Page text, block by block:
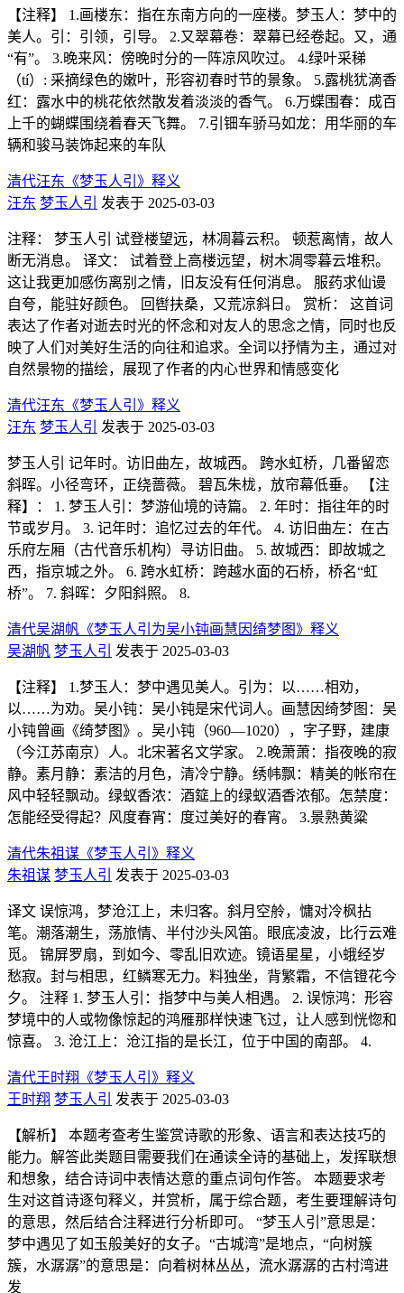
【注释】 1.画楼东：指在东南方向的一座楼。梦玉人：梦中的
美人。引：引领，引导。 2.又翠幕卷：翠幕已经卷起。又，通
“有”。 3.晚来风：傍晚时分的一阵凉风吹过。 4.绿叶采稊
（tí）: 采摘绿色的嫩叶，形容初春时节的景象。 5.露桃犹滴香
红：露水中的桃花依然散发着淡淡的香气。 6.万蝶围春：成百
上千的蝴蝶围绕着春天飞舞。 7.引钿车骄马如龙：用华丽的车
辆和骏马装饰起来的车队
清代汪东《梦玉人引》释义
汪东 梦玉人引 发表于 2025-03-03
注释： 梦玉人引 试登楼望远，林凋暮云积。 顿惹离情，故人
断无消息。 译文： 试着登上高楼远望，树木凋零暮云堆积。
这让我更加感伤离别之情，旧友没有任何消息。 服药求仙谩
自夸，能驻好颜色。 回辔扶桑，又荒凉斜日。 赏析： 这首词
表达了作者对逝去时光的怀念和对友人的思念之情，同时也反
映了人们对美好生活的向往和追求。全词以抒情为主，通过对
自然景物的描绘，展现了作者的内心世界和情感变化
清代汪东《梦玉人引》释义
汪东 梦玉人引 发表于 2025-03-03
梦玉人引 记年时。访旧曲左，故城西。 跨水虹桥，几番留恋
斜晖。小径弯环，正绕蔷薇。 碧瓦朱栊，放帘幕低垂。 【注
释】： 1. 梦玉人引：梦游仙境的诗篇。 2. 年时：指往年的时
节或岁月。 3. 记年时：追忆过去的年代。 4. 访旧曲左：在古
乐府左厢（古代音乐机构）寻访旧曲。 5. 故城西：即故城之
西，指京城之外。 6. 跨水虹桥：跨越水面的石桥，桥名“虹
桥”。 7. 斜晖：夕阳斜照。 8.
清代吴湖帆《梦玉人引为吴小钝画慧因绮梦图》释义
吴湖帆 梦玉人引 发表于 2025-03-03
【注释】 1.梦玉人：梦中遇见美人。引为：以……相劝，
以……为劝。吴小钝：吴小钝是宋代词人。画慧因绮梦图：吴
小钝曾画《绮梦图》。吴小钝（960—1020），字子野，建康
（今江苏南京）人。北宋著名文学家。 2.晚萧萧：指夜晚的寂
静。素月静：素洁的月色，清冷宁静。绣帏飘：精美的帐帘在
风中轻轻飘动。绿蚁香浓：酒筵上的绿蚁酒香浓郁。怎禁度：
怎能经受得起？风度春宵：度过美好的春宵。 3.景熟黄粱
清代朱祖谋《梦玉人引》释义
朱祖谋 梦玉人引 发表于 2025-03-03
译文 误惊鸿，梦沧江上，未归客。斜月空舲，慵对冷枫拈
笔。潮落潮生，荡旅情、半付沙头风笛。眼底凌波，比行云难
觅。 锦屏罗扇，到如今、零乱旧欢迹。镜语星星，小蛾经岁
愁寂。封与相思，红鳞寒无力。料独坐，背繁霜，不信镫花今
夕。 注释 1. 梦玉人引：指梦中与美人相遇。 2. 误惊鸿：形容
梦境中的人或物像惊起的鸿雁那样快速飞过，让人感到恍惚和
惊喜。 3. 沧江上：沧江指的是长江，位于中国的南部。 4.
清代王时翔《梦玉人引》释义
王时翔 梦玉人引 发表于 2025-03-03
【解析】 本题考查考生鉴赏诗歌的形象、语言和表达技巧的
能力。解答此类题目需要我们在通读全诗的基础上，发挥联想
和想象，结合诗词中表情达意的重点词句作答。 本题要求考
生对这首诗逐句释义，并赏析，属于综合题，考生要理解诗句
的意思，然后结合注释进行分析即可。 “梦玉人引”意思是：
梦中遇见了如玉般美好的女子。“古城湾”是地点，“向树簇
簇，水潺潺”的意思是：向着树林丛丛，流水潺潺的古村湾进
发